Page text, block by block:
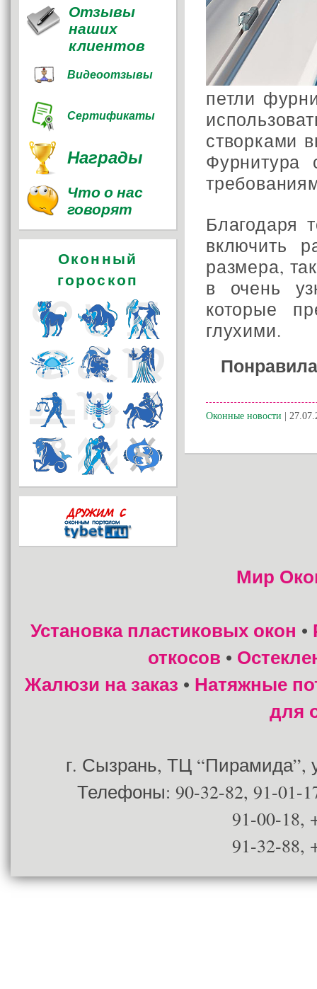
петли
створками
Фурнитура
Благодаря
включить
размера,
в очень
которые
глухими.
Оконные новости |
Отзывы
наших
клиентов
Видеоотзывы
Сертификаты
Награды
Что о нас
говорят
Оконный
гороскоп
Мир
Установка пластиковых окон •
откосов •
Жалюзи на заказ • Натяжные
для
г. Сызрань, ТЦ “Пирамида”,
Телефоны: 90-32-82, 91-01-
91-00-18,
91-32-88,